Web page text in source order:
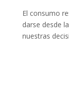
El consumo
darse desde
nuestras